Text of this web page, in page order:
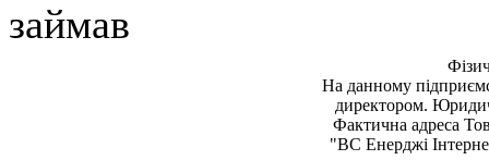
займав
На данному
директором.
Фактична адреса
"ВС Енерджi